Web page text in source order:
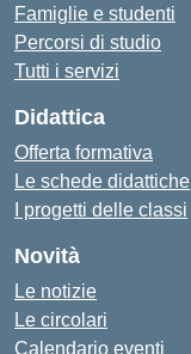
Famiglie e studenti
Percorsi di studio
Tutti i servizi
Didattica
Offerta formativa
Le schede didattiche
I progetti delle classi
Novità
Le notizie
Le circolari
Calendario eventi